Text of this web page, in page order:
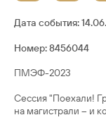
Дата события:
Номер: 8456044
ПМЭФ-2023
Сессия "Поехали!
на магистрали – и